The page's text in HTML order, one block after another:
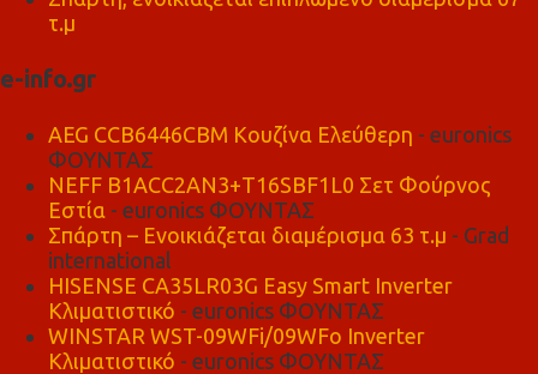
τ.μ
e-info.gr
AEG CCB6446CBM Κουζίνα Ελεύθερη - euronics
ΦΟΥΝΤΑΣ
NEFF B1ACC2AN3+T16SBF1L0 Σετ Φούρνος
Εστία - euronics ΦΟΥΝΤΑΣ
Σπάρτη – Ενοικιάζεται διαμέρισμα 63 τ.μ - Grad
international
HISENSE CA35LR03G Easy Smart Inverter
Κλιματιστικό - euronics ΦΟΥΝΤΑΣ
WINSTAR WST-09WFi/09WFo Inverter
Κλιματιστικό - euronics ΦΟΥΝΤΑΣ